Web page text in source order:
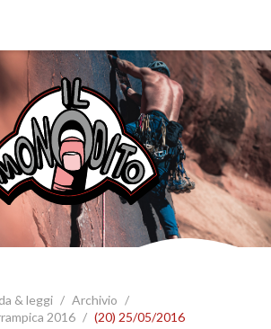
& leggi / Archivio /
2016 / (20) 25/05/2016